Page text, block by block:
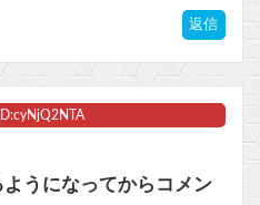
返信
うになってからコメン